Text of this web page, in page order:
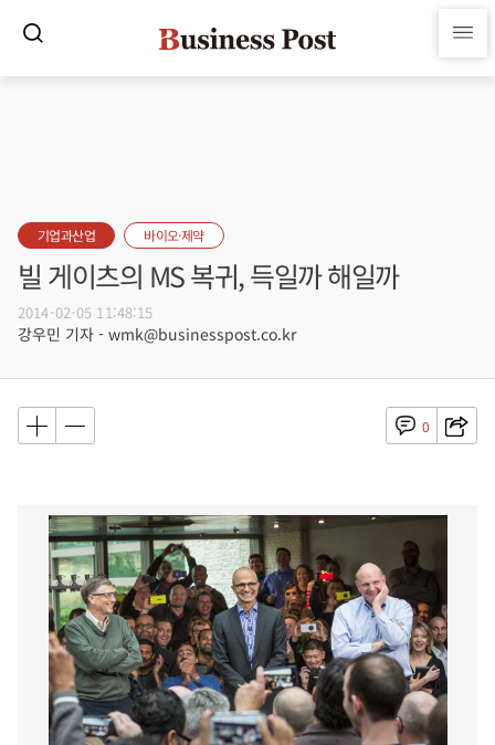
기업과산업 바이오·제약
빌 게이츠의 MS 복귀, 득일까 해일까
2014-02-05 11:48:15
강우민 기자 - wmk@businesspost.co.kr
0